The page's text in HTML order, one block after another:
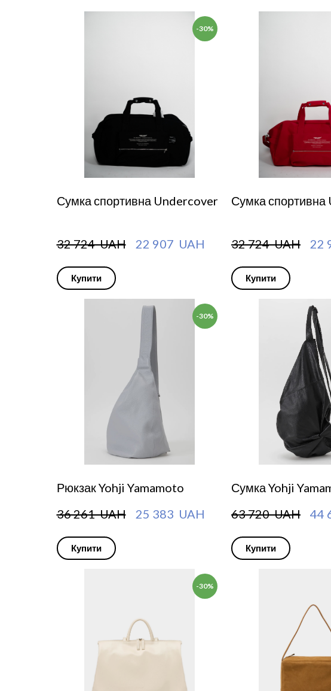
-30%
Сумка спортивна Undercover
32 724  UAH 22 907  UAH
Купити
Сумка
32 724  UAH 22
Купити
-30%
Рюкзак Yohji Yamamoto
36 261  UAH
25 383  UAH
Купити
Сумка Yohji
63 720  UAH
44
Купити
-30%